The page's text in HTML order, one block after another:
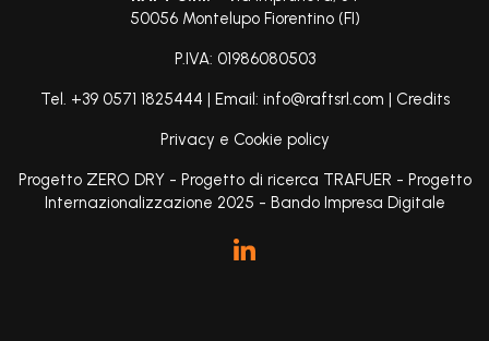
50056 Montelupo Fiorentino (FI)
P.IVA: 01986080503
Tel. +39 0571 1825444 | Email: info@raftsrl.com | Credits
Privacy e Cookie policy
Progetto ZERO DRY- Progetto di ricerca TRAFUER - Progetto
Internazionalizzazione 2025 - Bando Impresa Digitale